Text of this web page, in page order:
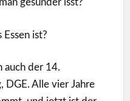
gesünder isst?
ist?
auch der 14.
DGE. Alle vier Jahre